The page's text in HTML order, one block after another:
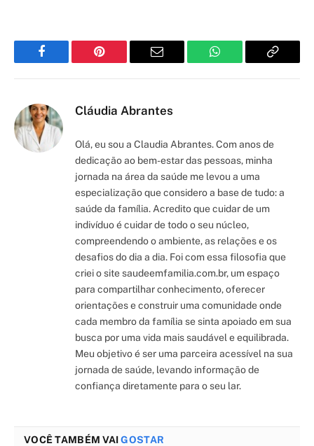
Facebook Pinterest Email WhatsApp Copy
Cláudia Abrantes
Olá, eu sou a Claudia Abrantes. Com anos de
dedicação ao bem-estar das pessoas, minha
jornada na área da saúde me levou a uma
especialização que considero a base de tudo: a
saúde da família. Acredito que cuidar de um
indivíduo é cuidar de todo o seu núcleo,
compreendendo o ambiente, as relações e os
desafios do dia a dia. Foi com essa filosofia que
criei o site saudeemfamilia.com.br, um espaço
para compartilhar conhecimento, oferecer
orientações e construir uma comunidade onde
cada membro da família se sinta apoiado em sua
busca por uma vida mais saudável e equilibrada.
Meu objetivo é ser uma parceira acessível na sua
jornada de saúde, levando informação de
confiança diretamente para o seu lar.
VOCÊ TAMBÉM VAIGOSTAR